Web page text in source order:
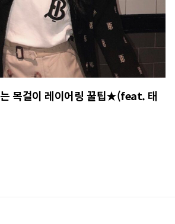
목걸이 레이어링 꿀팁★(feat. 태